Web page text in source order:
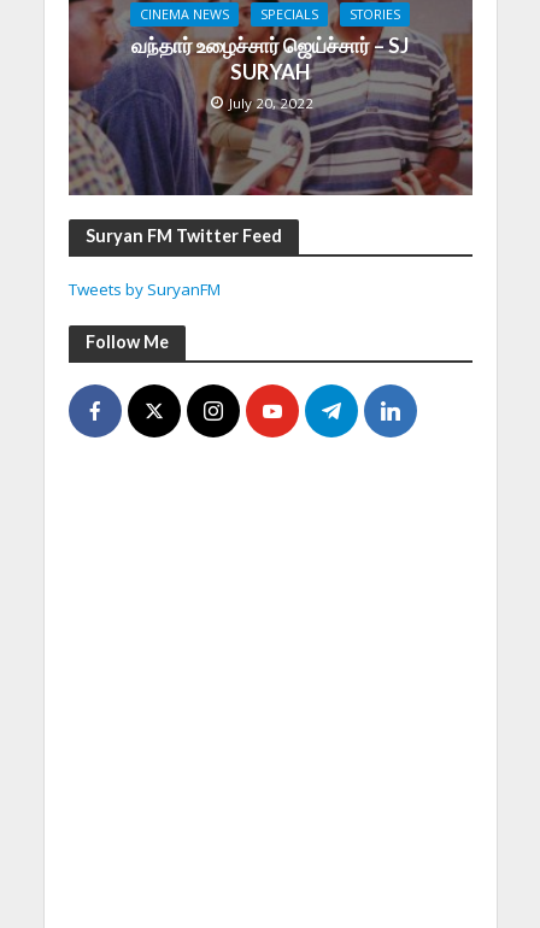
CINEMA NEWS SPECIALS STORIES
வந்தார் உழைச்சார் ஜெய்ச்சார் – SJ
SURYAH
July 20, 2022
Suryan FM Twitter Feed
Tweets by SuryanFM
Follow Me